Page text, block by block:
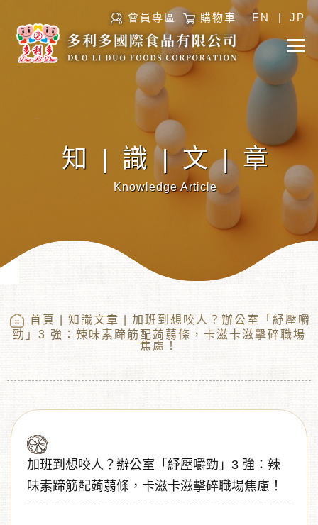
會員專區 購物車 EN JP
知|識|文|章
Knowledge Article
首頁 知識文章 | 加班到想咬人？辦公室「紓壓嚼
勁」3 強：辣味素蹄筋配蒟蒻條，卡滋卡滋擊碎職場
焦慮！
加班到想咬人？辦公室「紓壓嚼勁」3 強：辣
味素蹄筋配蒟蒻條，卡滋卡滋擊碎職場焦慮！